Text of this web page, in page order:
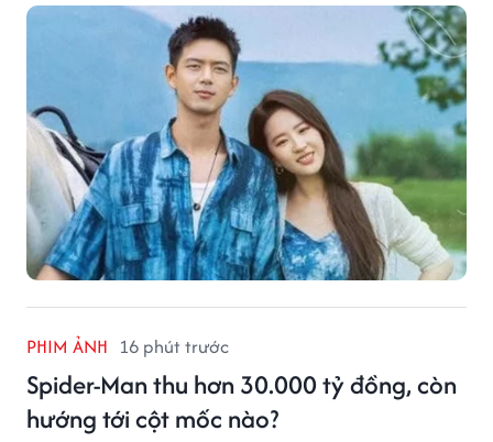
PHIM ẢNH 16 phút trước
Spider-Man thu hơn 30.000 tỷ đồng, còn
hướng tới cột mốc nào?